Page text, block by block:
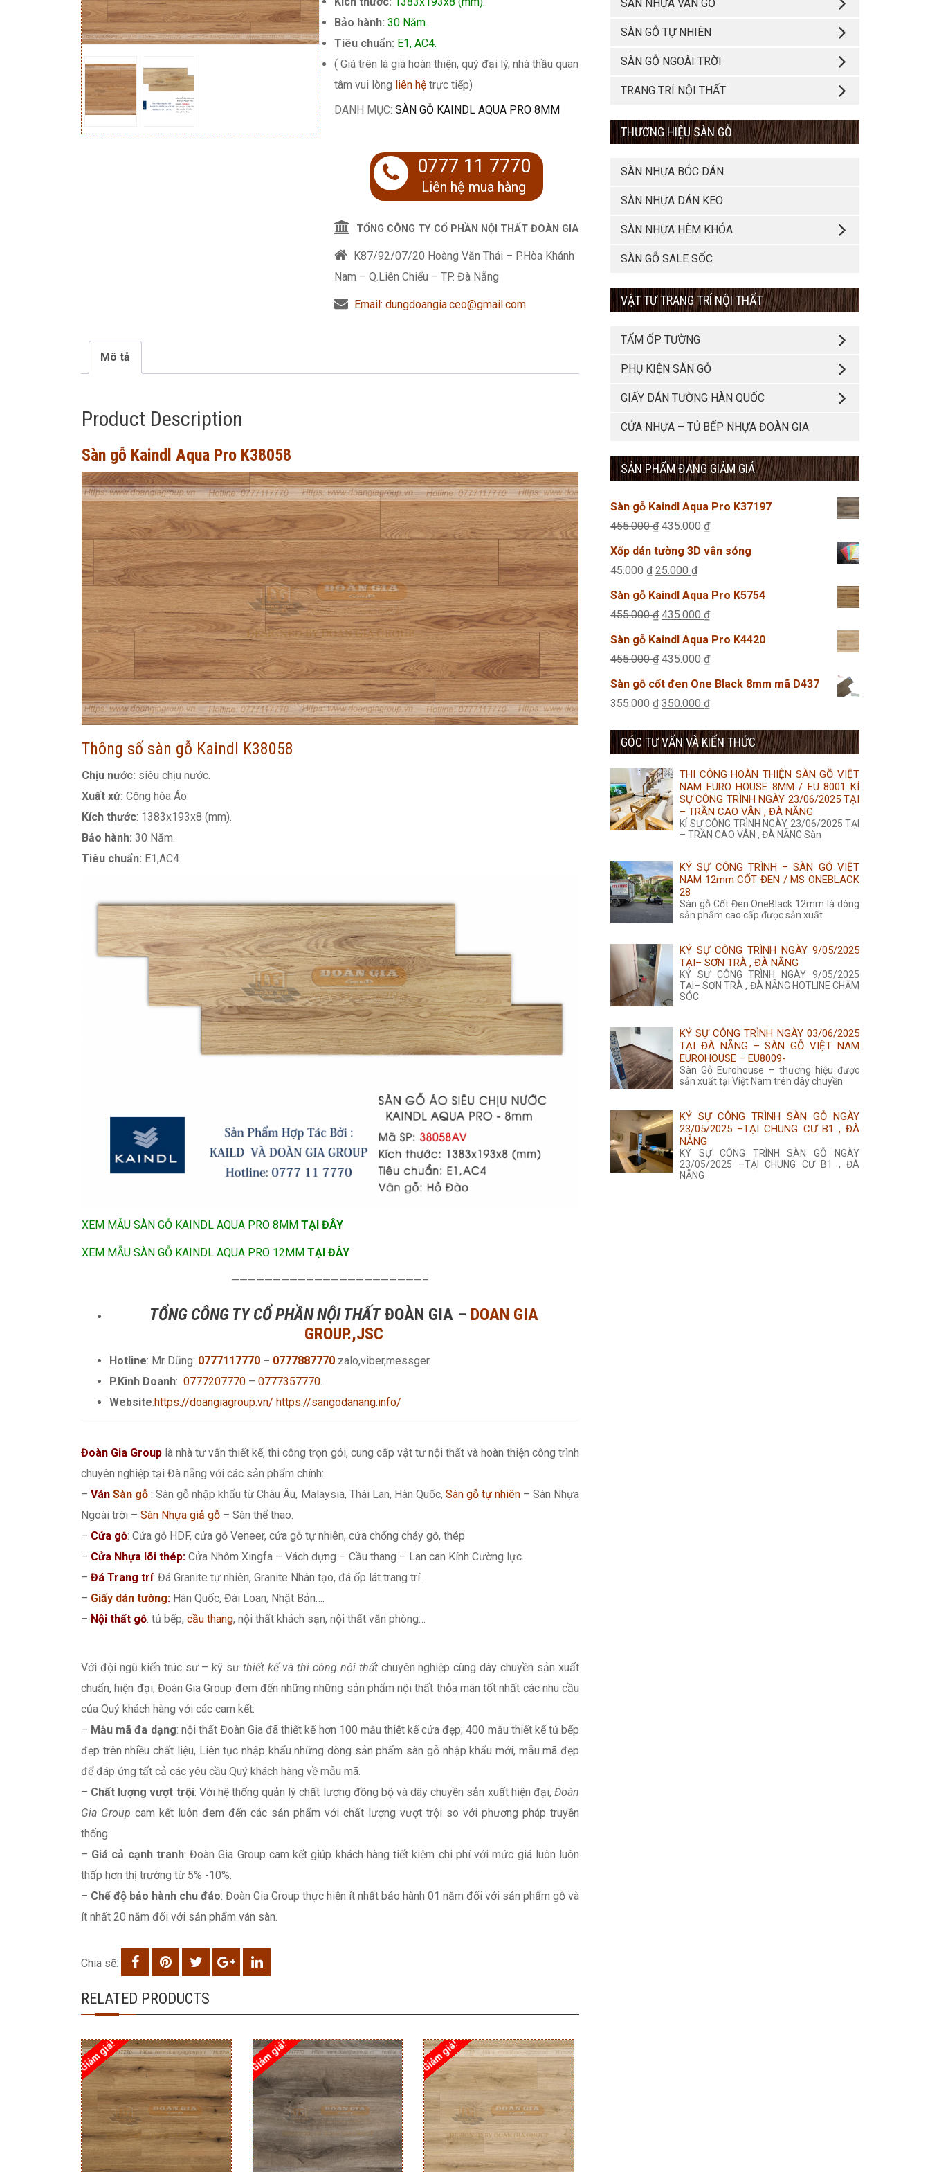
Bảo hành: 30 Năm.
Tiêu chuẩn: E1, AC4.
( Giá trên là giá hoàn thiện, quý đại lý, nhà thầu quan
tâm vui lòng liên hệtrực tiếp)
DANH MỤC: SÀN GỖ KAINDL AQUA PRO 8MM
0777 11 7770
Liên hệ mua hàng
TỔNG CÔNG TY CỔ PHẦN NỘI THẤT ĐOÀN GIA
K87/92/07/20 Hoàng Văn Thái – P.Hòa Khánh
Nam – Q.Liên Chiểu – TP. Đà Nẵng
Email: dungdoangia.ceo@gmail.com
Mô tả
Product Description
Sàn gỗ Kaindl Aqua Pro K38058
Thông số sàn gỗ Kaindl K38058
Chịu nước: siêu chịu nước.
Xuất xứ: Cộng hòa Áo.
Kích thước: 1383x193x8 (mm).
Bảo hành: 30 Năm.
Tiêu chuẩn: E1,AC4.
XEM MẪU SÀN GỖ KAINDL AQUA PRO 8MM TẠI ĐÂY
XEM MẪU SÀN GỖ KAINDL AQUA PRO 12MM TẠI ĐÂY
———————————————————————–
TỔNG CÔNG TY CỔ PHẦN NỘI THẤTĐOÀN GIA – DOAN GIA
GROUP.,JSC
Hotline: Mr Dũng: 0777117770 – 0777887770 zalo,viber,messger.
P.Kinh Doanh: 0777207770 – 0777357770.
Website:https://doangiagroup.vn/ https://sangodanang.info/
Đoàn Gia Group là nhà tư vấn thiết kế, thi công trọn gói, cung cấp vật tư nội thất và hoàn thiện công trình
chuyên nghiệp tại Đà nẵng với các sản phẩm chính:
–VánSàn gỗ : Sàn gỗ nhập khẩu từ Châu Âu, Malaysia, Thái Lan, Hàn Quốc, Sàn gỗ tự nhiên– Sàn Nhựa
Ngoài trời – Sàn Nhựa giả gỗ – Sàn thể thao.
– Cửa gỗ: Cửa gỗ HDF, cửa gỗ Veneer, cửa gỗ tự nhiên, cửa chống cháy gỗ, thép
– Cửa Nhựa lõi thép: Cửa Nhôm Xingfa – Vách dựng – Cầu thang – Lan can Kính Cường lực.
– Đá Trang trí: Đá Granite tự nhiên, Granite Nhân tạo, đá ốp lát trang trí.
– Giấy dán tường: Hàn Quốc, Đài Loan, Nhật Bản….
– Nội thất gỗ: tủ bếp, cầu thang, nội thất khách sạn, nội thất văn phòng…
Với đội ngũ kiến trúc sư – kỹ sưthiết kế và thi công nội thấtchuyên nghiệp cùng dây chuyền sản xuất
chuẩn, hiện đại, Đoàn Gia Group đem đến những những sản phẩm nội thất thỏa mãn tốt nhất các nhu cầu
của Quý khách hàng với các cam kết:
– Mẫu mã đa dạng: nội thất Đoàn Gia đã thiết kế hơn 100 mẫu thiết kế cửa đẹp; 400 mẫu thiết kế tủ bếp
đẹp trên nhiều chất liệu, Liên tục nhập khẩu những dòng sản phẩm sàn gỗ nhập khẩu mới, mẫu mã đẹp
để đáp ứng tất cả các yêu cầu Quý khách hàng về mẫu mã.
– Chất lượng vượt trội: Với hệ thống quản lý chất lượng đồng bộ và dây chuyền sản xuất hiện đại,Đoàn
Gia Group cam kết luôn đem đến các sản phẩm với chất lượng vượt trội so với phương pháp truyền
thống.
– Giá cả cạnh tranh: Đoàn Gia Group cam kết giúp khách hàng tiết kiệm chi phí với mức giá luôn luôn
thấp hơn thị trường từ 5% -10%.
– Chế độ bảo hành chu đáo: Đoàn Gia Group thực hiện ít nhất bảo hành 01 năm đối với sản phẩm gỗ và
ít nhất 20 năm đối với sản phẩm ván sàn.
Chia sẽ:
RELATED PRODUCTS
Giảm giá! Giảm giá! Giảm giá!
SÀN NHỰA VÂN GỖ
SÀN GỖ TỰ NHIÊN
SÀN GỖ NGOÀI TRỜI
TRANG TRÍ NỘI THẤT
THƯƠNG HIỆU SÀN GỖ
SÀN NHỰA BÓC DÁN
SÀN NHỰA DÁN KEO
SÀN NHỰA HÈM KHÓA
SÀN GỖ SALE SỐC
VẬT TƯ TRANG TRÍ NỘI THẤT
TẤM ỐP TƯỜNG
PHỤ KIỆN SÀN GỖ
GIẤY DÁN TƯỜNG HÀN QUỐC
CỬA NHỰA – TỦ BẾP NHỰA ĐOÀN GIA
SẢN PHẨM ĐANG GIẢM GIÁ
Sàn gỗ Kaindl Aqua Pro K37197
455.000₫ Giá
gốc
là:
435.000 ₫Giá
hiện
435.000 ₫.
Xốp dán tường 3D vân sóng
45.000₫ Giá
gốc
là:
25.000 ₫Giá
hiện
tại
25.000 ₫.
Sàn gỗ Kaindl Aqua Pro K5754
455.000₫ Giá
gốc
là:
435.000 ₫Giá
hiện
tại
435.000 ₫.
Sàn gỗ Kaindl Aqua Pro K4420
455.000₫ Giá
gốc
là:
435.000 ₫Giá
hiện
tại
435.000 ₫.
Sàn gỗ cốt đen One Black 8mm mã D437
355.000₫ Giá
là:
350.000 ₫Giá
tại
350.000 ₫.
GÓC TƯ VẤN VÀ KIẾN THỨC
THI CÔNG HOÀN THIỆN SÀN GỖ VIỆT
NAM EURO HOUSE 8MM / EU 8001 KÍ
SỰ CÔNG TRÌNH NGÀY 23/06/2025 TẠI
– TRẦN CAO VÂN , ĐÀ NẴNG
KÍ SỰ CÔNG TRÌNH NGÀY 23/06/2025 TẠI
– TRẦN CAO VÂN , ĐÀ NẴNG Sàn
KÝ SỰ CÔNG TRÌNH – SÀN GỖ VIỆT
NAM 12mm CỐT ĐEN / MS ONEBLACK
28
Sàn gỗ Cốt Đen OneBlack 12mm là dòng
sản phẩm cao cấp được sản xuất
KÝ SỰ CÔNG TRÌNH NGÀY 9/05/2025
TẠI– SƠN TRÀ , ĐÀ NẴNG
KÝ SỰ CÔNG TRÌNH NGÀY 9/05/2025
TẠI– SƠN TRÀ , ĐÀ NẴNG HOTLINE CHĂM
SÓC
KÝ SỰ CÔNG TRÌNH NGÀY 03/06/2025
TẠI ĐÀ NẴNG – SÀN GỖ VIỆT NAM
EUROHOUSE – EU8009-
Sàn Gỗ Eurohouse – thương hiệu được
sản xuất tại Việt Nam trên dây chuyền
KÝ SỰ CÔNG TRÌNH SÀN GỖ NGÀY
23/05/2025 –TẠI CHUNG CƯ B1 , ĐÀ
NẴNG
KÝ SỰ CÔNG TRÌNH SÀN GỖ NGÀY
23/05/2025 –TẠI CHUNG CƯ B1 , ĐÀ
NẴNG